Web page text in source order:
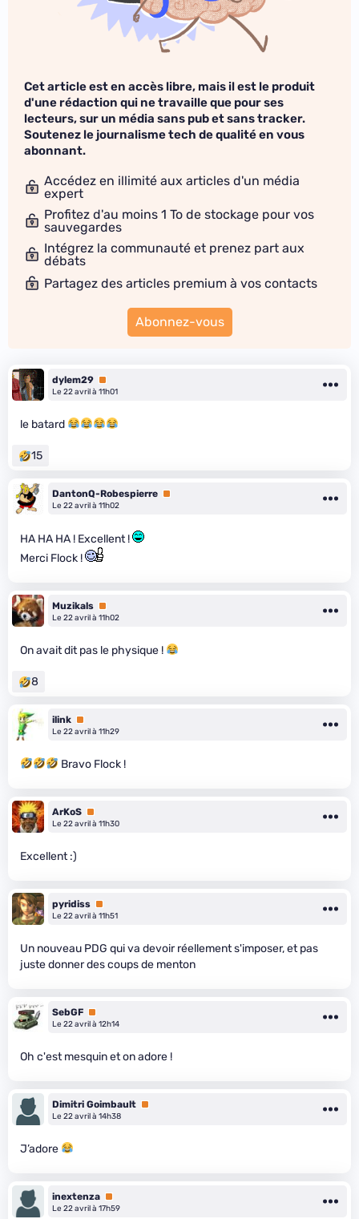
Cet article est en accès libre, mais il est le produit
d'une rédaction qui ne travaille que pour ses
lecteurs, sur un média sans pub et sans tracker.
Soutenez le journalisme tech de qualité en vous
abonnant.
Accédez en illimité aux articles d'un média
expert
Profitez d'au moins 1 To de stockage pour vos
sauvegardes
Intégrez la communauté et prenez part aux
débats
Partagez des articles premium à vos contacts
Abonnez-vous
dylem29 Premium
Le 22 avril à 11h01
le batard
15
DantonQ-Robespierre Premium
Le 22 avril à 11h02
HA HA HA ! Excellent !
Merci Flock !
Muzikals Premium
Le 22 avril à 11h02
On avait dit pas le physique !
8
ilink Premium
Le 22 avril à 11h29
Bravo Flock !
ArKoS Premium
Le 22 avril à 11h30
Excellent :)
pyridiss Premium
Le 22 avril à 11h51
Un nouveau PDG qui va devoir réellement s'imposer, et pas
juste donner des coups de menton
SebGF Premium
Le 22 avril à 12h14
Oh c'est mesquin et on adore !
Dimitri Goimbault Premium
Le 22 avril à 14h38
J’adore
inextenza Premium
Le 22 avril à 17h59